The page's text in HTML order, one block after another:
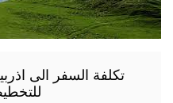
تكلفة السفر الى